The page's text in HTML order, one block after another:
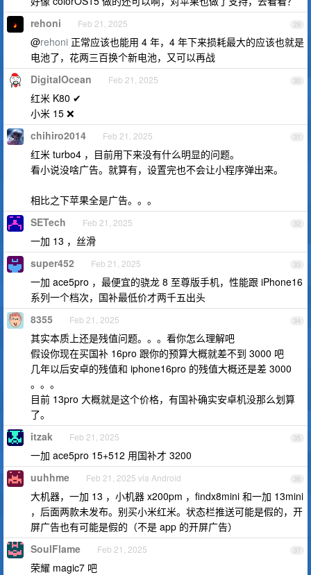
29
rehoni Feb 21, 2025
@rehoni 正常应该也能用 4 年，4 年下来损耗最大的应该也就是
电池了，花两三百换个新电池，又可以再战
30
DigitaIOcean Feb 21, 2025
红米 K80 ✔
小米 15 ❌
31
chihiro2014 Feb 21, 2025
红米 turbo4 ，目前用下来没有什么明显的问题。
看小说没啥广告。就算有，设置完也不会让小程序弹出来。
相比之下苹果全是广告。。。
32
SETech Feb 21, 2025
一加 13 ，丝滑
33
super452 Feb 21, 2025
一加 ace5pro ，最便宜的骁龙 8 至尊版手机，性能跟 iPhone16
系列一个档次，国补最低价才两千五出头
34
8355 Feb 21, 2025
其实本质上还是残值问题。。。看你怎么理解吧
假设你现在买国补 16pro 跟你的预算大概就差不到 3000 吧
几年以后安卓的残值和 iphone16pro 的残值大概还是差 3000
。。。
目前 13pro 大概就是这个价格，有国补确实安卓机没那么划算
了。
35
itzak Feb 21, 2025
一加 ace5pro 15+512 用国补才 3200
36
uuhhme Feb 21, 2025 via Android
大机器，一加 13 ，小机器 x200pm ，findx8mini 和一加 13mini
，后面两款未发布。别买小米红米。状态栏推送可能是假的，开
屏广告也有可能是假的（不是 app 的开屏广告）
37
SoulFlame Feb 21, 2025
荣耀 magic7 吧